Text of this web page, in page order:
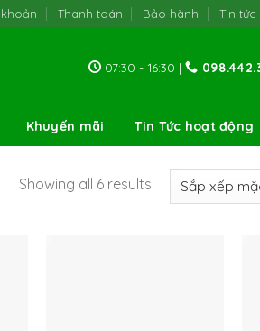
Thanh toán Bảo hành Tin tức
07:30 - 16:30 |
Khuyến mãi Tin Tức hoạt động
Showing all 6 results